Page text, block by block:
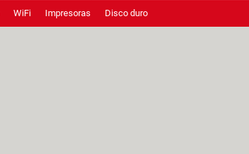
WiFi Impresoras Disco duro